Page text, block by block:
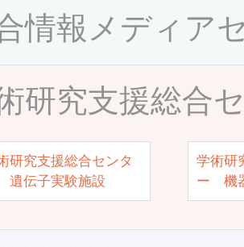
情報メディア
研究支援総合
研究支援総合センタ
伝子実験施設
学術研
ー 機